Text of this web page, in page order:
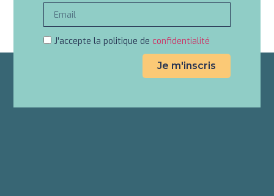
J'accepte la politique de confidentialité
Je m'inscris